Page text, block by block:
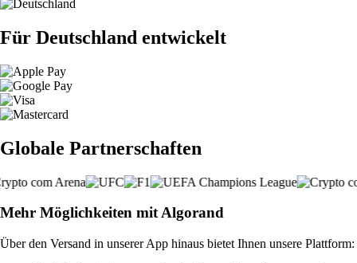
Für Deutschland entwickelt
Globale Partnerschaften
Mehr Möglichkeiten mit Algorand
Über den Versand in unserer App hinaus bietet Ihnen unsere Plattform: